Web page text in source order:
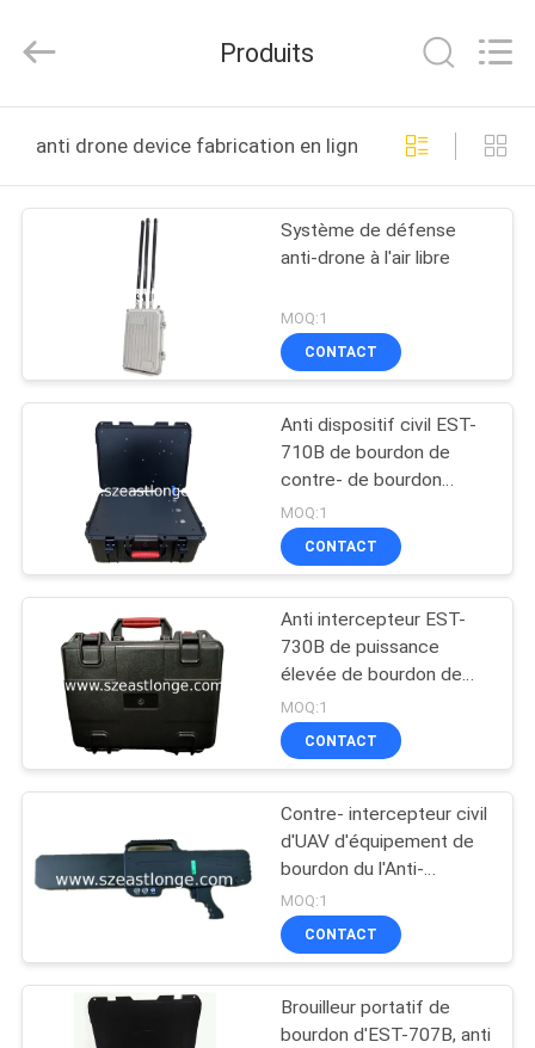
DES
PRODUITS
AU
SUJET
NOUS
VISITE
L'USINE
CONTRÔLE
DE
QUALITÉ
CONTACTEZ-
NOUVELLES
EASTLONGE
ELECTRONICS(HK)
Rights
Produits
anti drone device fabrication en ligne
Système de défense
anti-drone à l'air libre
MOQ:1
CONTACT
Anti dispositif civil EST-
710B de bourdon de
contre- de bourdon
d'équipement
intercepteur portatif
d'UAV
MOQ:1
CONTACT
Anti intercepteur EST-
730B de puissance
élevée de bourdon de
bourdon d'UAV de valise
portative de brouilleur
MOQ:1
CONTACT
Contre- intercepteur civil
d'UAV d'équipement de
bourdon du l'Anti-
bourdon 2019 de la
science fiction portative
d'arme à feu
MOQ:1
CONTACT
Brouilleur portatif de
bourdon d'EST-707B, anti